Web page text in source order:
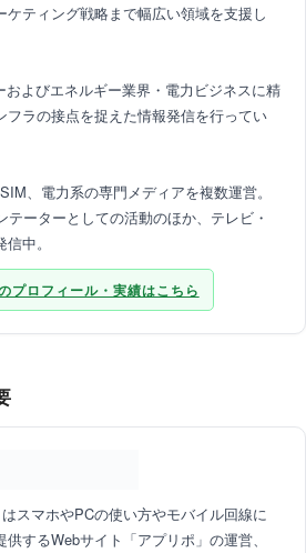
ケティング戦略まで幅広い領域を支援し
よびエネルギー業界・電力ビジネスに精
フラの接点を捉えた情報発信を行ってい
、電力系の専門メディアを複数運営。
テーターとしての活動のほか、テレビ・
中。
プロフィール・実績はこちら
スマホやPCの使い方やモバイル回線に
するWebサイト「アプリポ」の運営、